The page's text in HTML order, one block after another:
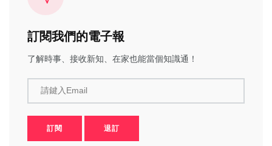
訂閱我們的電子報
了解時事、接收新知、在家也能當個知識通！
請鍵入Email
訂閱 退訂